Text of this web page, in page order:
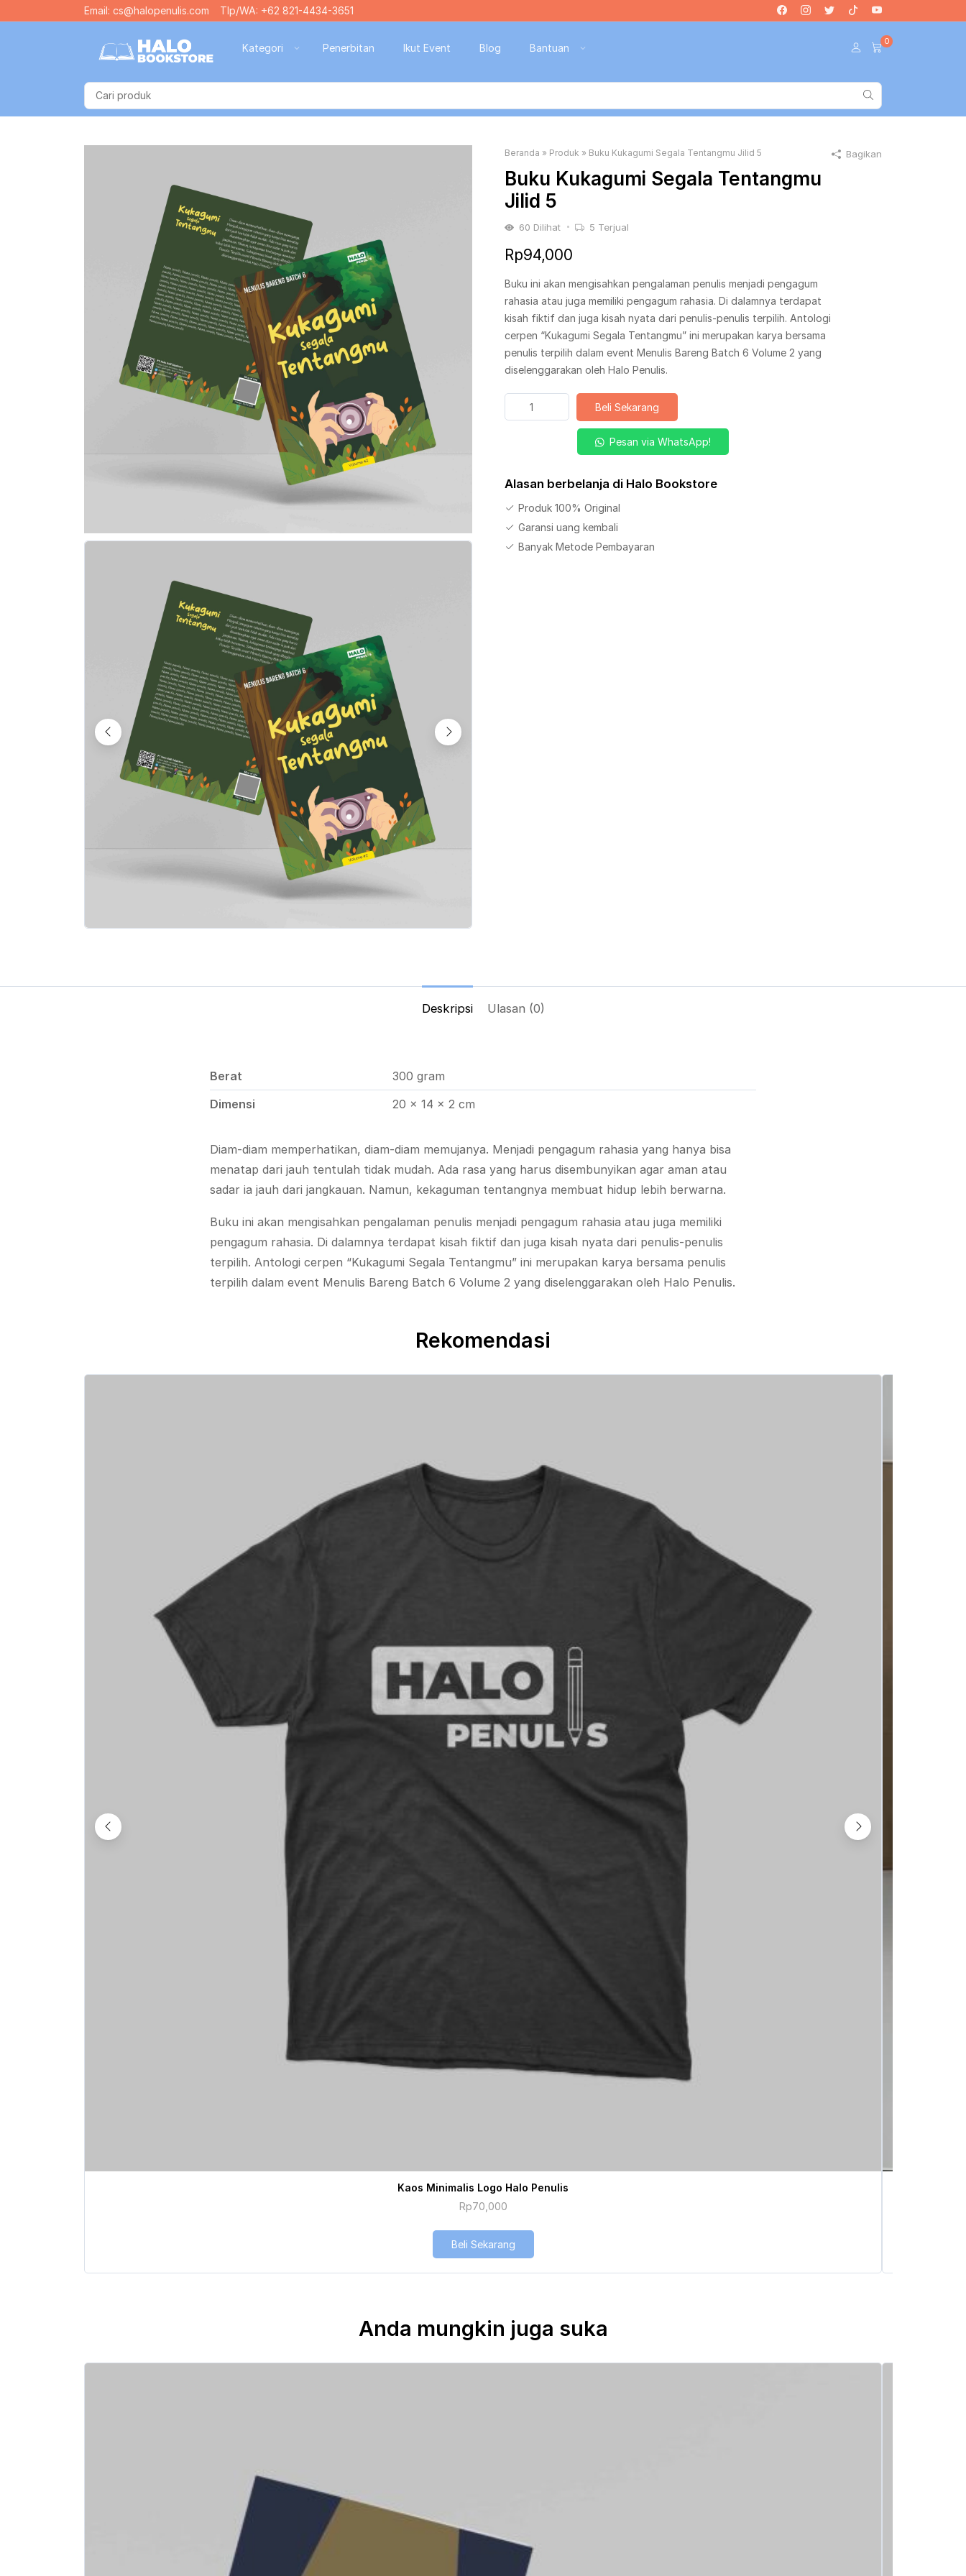
Email: cs@halopenulis.com Tlp/WA: +62 821-4434-3651
Kategori Penerbitan Ikut Event Blog Bantuan
0
Beranda » Produk » Buku Kukagumi Segala Tentangmu Jilid 5
Buku Kukagumi Segala Tentangmu
Jilid 5
60 Dilihat 5 Terjual
Rp94,000
Buku ini akan mengisahkan pengalaman penulis menjadi pengagum
rahasia atau juga memiliki pengagum rahasia. Di dalamnya terdapat
kisah fiktif dan juga kisah nyata dari penulis-penulis terpilih. Antologi
cerpen “Kukagumi Segala Tentangmu” ini merupakan karya bersama
penulis terpilih dalam event Menulis Bareng Batch 6 Volume 2 yang
diselenggarakan oleh Halo Penulis.
Kuantitas
Buku
Jilid
Beli Sekarang
Pesan via WhatsApp!
Alasan berbelanja di Halo Bookstore
Produk 100% Original
Garansi uang kembali
Banyak Metode Pembayaran
Bagikan
Deskripsi Ulasan (0)
Berat
300 gram
Dimensi
20 × 14 × 2 cm
Diam-diam memperhatikan, diam-diam memujanya. Menjadi pengagum rahasia yang hanya bisa
menatap dari jauh tentulah tidak mudah. Ada rasa yang harus disembunyikan agar aman atau
sadar ia jauh dari jangkauan. Namun, kekaguman tentangnya membuat hidup lebih berwarna.
Buku ini akan mengisahkan pengalaman penulis menjadi pengagum rahasia atau juga memiliki
pengagum rahasia. Di dalamnya terdapat kisah fiktif dan juga kisah nyata dari penulis-penulis
terpilih. Antologi cerpen “Kukagumi Segala Tentangmu” ini merupakan karya bersama penulis
terpilih dalam event Menulis Bareng Batch 6 Volume 2 yang diselenggarakan oleh Halo Penulis.
Rekomendasi
Kaos Minimalis Logo Halo Penulis
Rp70,000
Beli Sekarang
Anda mungkin juga suka